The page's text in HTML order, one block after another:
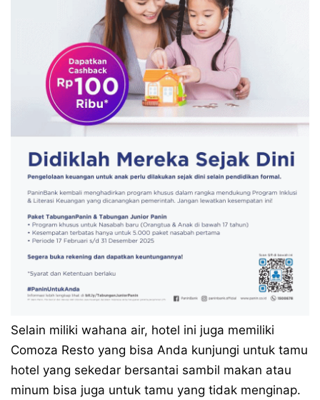
Selain miliki wahana air, hotel ini juga memiliki
Comoza Resto yang bisa Anda kunjungi untuk tamu
hotel yang sekedar bersantai sambil makan atau
minum bisa juga untuk tamu yang tidak menginap.